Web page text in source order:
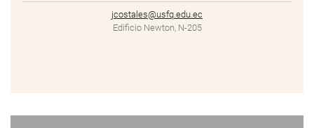
jcostales@usfq.edu.ec
Edificio Newton, N-205